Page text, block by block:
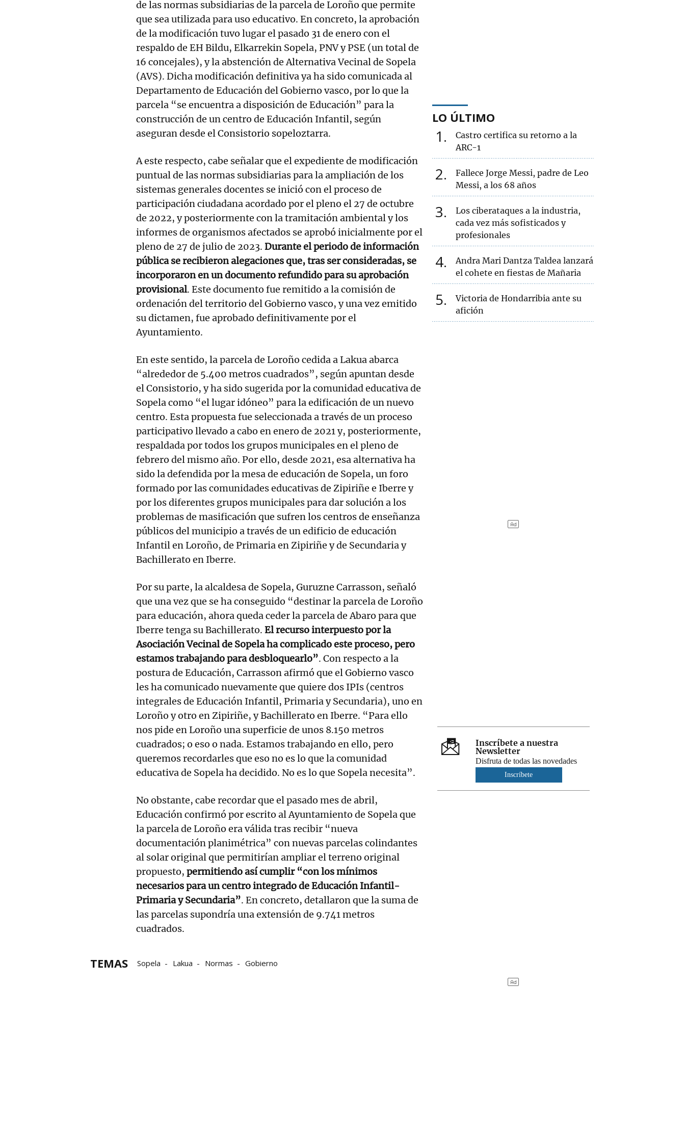
de las normas subsidiarias de la parcela de Loroño que permite
que sea utilizada para uso educativo. En concreto, la aprobación
de la modificación tuvo lugar el pasado 31 de enero con el
respaldo de EH Bildu, Elkarrekin Sopela, PNV y PSE (un total de
16 concejales), y la abstención de Alternativa Vecinal de Sopela
(AVS). Dicha modificación definitiva ya ha sido comunicada al
Departamento de Educación del Gobierno vasco, por lo que la
parcela “se encuentra a disposición de Educación” para la
construcción de un centro de Educación Infantil, según
aseguran desde el Consistorio sopeloztarra.
A este respecto, cabe señalar que el expediente de modificación
puntual de las normas subsidiarias para la ampliación de los
sistemas generales docentes se inició con el proceso de
participación ciudadana acordado por el pleno el 27 de octubre
de 2022, y posteriormente con la tramitación ambiental y los
informes de organismos afectados se aprobó inicialmente por el
pleno de 27 de julio de 2023. Durante el periodo de información
pública se recibieron alegaciones que, tras ser consideradas, se
incorporaron en un documento refundido para su aprobación
provisional. Este documento fue remitido a la comisión de
ordenación del territorio del Gobierno vasco, y una vez emitido
su dictamen, fue aprobado definitivamente por el
Ayuntamiento.
En este sentido, la parcela de Loroño cedida a Lakua abarca
“alrededor de 5.400 metros cuadrados”, según apuntan desde
el Consistorio, y ha sido sugerida por la comunidad educativa de
Sopela como “el lugar idóneo” para la edificación de un nuevo
centro. Esta propuesta fue seleccionada a través de un proceso
participativo llevado a cabo en enero de 2021 y, posteriormente,
respaldada por todos los grupos municipales en el pleno de
febrero del mismo año. Por ello, desde 2021, esa alternativa ha
sido la defendida por la mesa de educación de Sopela, un foro
formado por las comunidades educativas de Zipiriñe e Iberre y
por los diferentes grupos municipales para dar solución a los
problemas de masificación que sufren los centros de enseñanza
públicos del municipio a través de un edificio de educación
Infantil en Loroño, de Primaria en Zipiriñe y de Secundaria y
Bachillerato en Iberre.
Por su parte, la alcaldesa de Sopela, Guruzne Carrasson, señaló
que una vez que se ha conseguido “destinar la parcela de Loroño
para educación, ahora queda ceder la parcela de Abaro para que
Iberre tenga su Bachillerato. El recurso interpuesto por la
Asociación Vecinal de Sopela ha complicado este proceso, pero
estamos trabajando para desbloquearlo”. Con respecto a la
postura de Educación, Carrasson afirmó que el Gobierno vasco
les ha comunicado nuevamente que quiere dos IPIs (centros
integrales de Educación Infantil, Primaria y Secundaria), uno en
Loroño y otro en Zipiriñe, y Bachillerato en Iberre. “Para ello
nos pide en Loroño una superficie de unos 8.150 metros
cuadrados; o eso o nada. Estamos trabajando en ello, pero
queremos recordarles que eso no es lo que la comunidad
educativa de Sopela ha decidido. No es lo que Sopela necesita”.
No obstante, cabe recordar que el pasado mes de abril,
Educación confirmó por escrito al Ayuntamiento de Sopela que
la parcela de Loroño era válida tras recibir “nueva
documentación planimétrica” con nuevas parcelas colindantes
al solar original que permitirían ampliar el terreno original
propuesto, permitiendo así cumplir “con los mínimos
necesarios para un centro integrado de Educación Infantil-
Primaria y Secundaria”. En concreto, detallaron que la suma de
las parcelas supondría una extensión de 9.741 metros
cuadrados.
TEMAS Sopela Lakua Normas Gobierno
LO ÚLTIMO
1
Castro certifica su retorno a la
ARC-1
2
Fallece Jorge Messi, padre de Leo
Messi, a los 68 años
3
Los ciberataques a la industria,
cada vez más sofisticados y
profesionales
4
Andra Mari Dantza Taldea lanzará
el cohete en fiestas de Mañaria
5
Victoria de Hondarribia ante su
afición
Inscríbete a nuestra
Newsletter
Disfruta de todas las novedades
Inscríbete